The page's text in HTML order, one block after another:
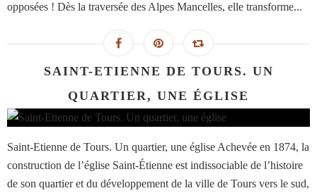
opposées ! Dès la traversée des Alpes Mancelles, elle transforme...
SAINT-ETIENNE DE TOURS. UN
QUARTIER, UNE ÉGLISE
Saint-Etienne de Tours. Un quartier, une église Achevée en 1874, la
construction de l’église Saint-Étienne est indissociable de l’histoire
de son quartier et du développement de la ville de Tours vers le sud,